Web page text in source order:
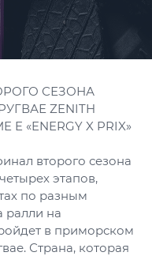
СЕЗОНА
ZENITH
E «ENERGY X PRIX»
второго сезона
этапов,
по разным
ралли на
в приморском
Страна, которая